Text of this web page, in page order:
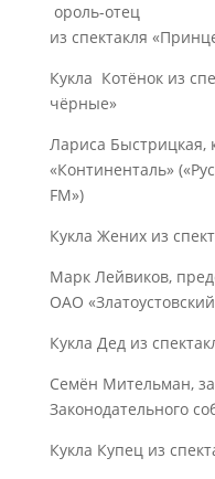
ороль-отец
из спектакля
Кукла Котёнок из
чёрные»
Лариса Быстрицкая,
«Континенталь»
FM»)
Кукла Жених из
Марк Лейвиков,
ОАО
Кукла Дед из
Семён Мительман,
Законодательного
Кукла Купец из